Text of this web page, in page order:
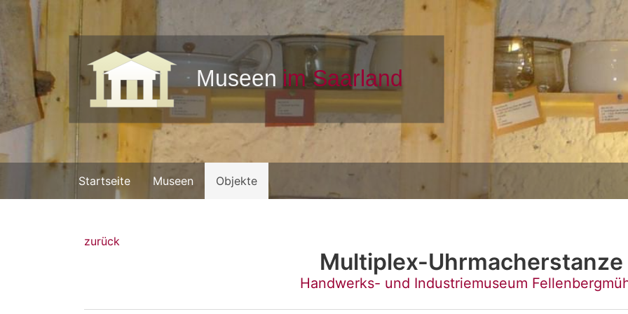
Startseite Museen Objekte
zurück
Multiplex-Uhrmacherstanze
Handwerks- und Industriemuseum